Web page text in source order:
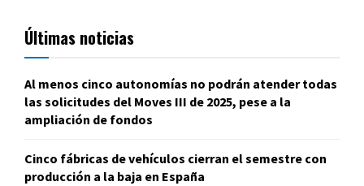
Últimas noticias
Al menos cinco autonomías no podrán atender todas
las solicitudes del Moves III de 2025, pese a la
ampliación de fondos
Cinco fábricas de vehículos cierran el semestre con
producción a la baja en España